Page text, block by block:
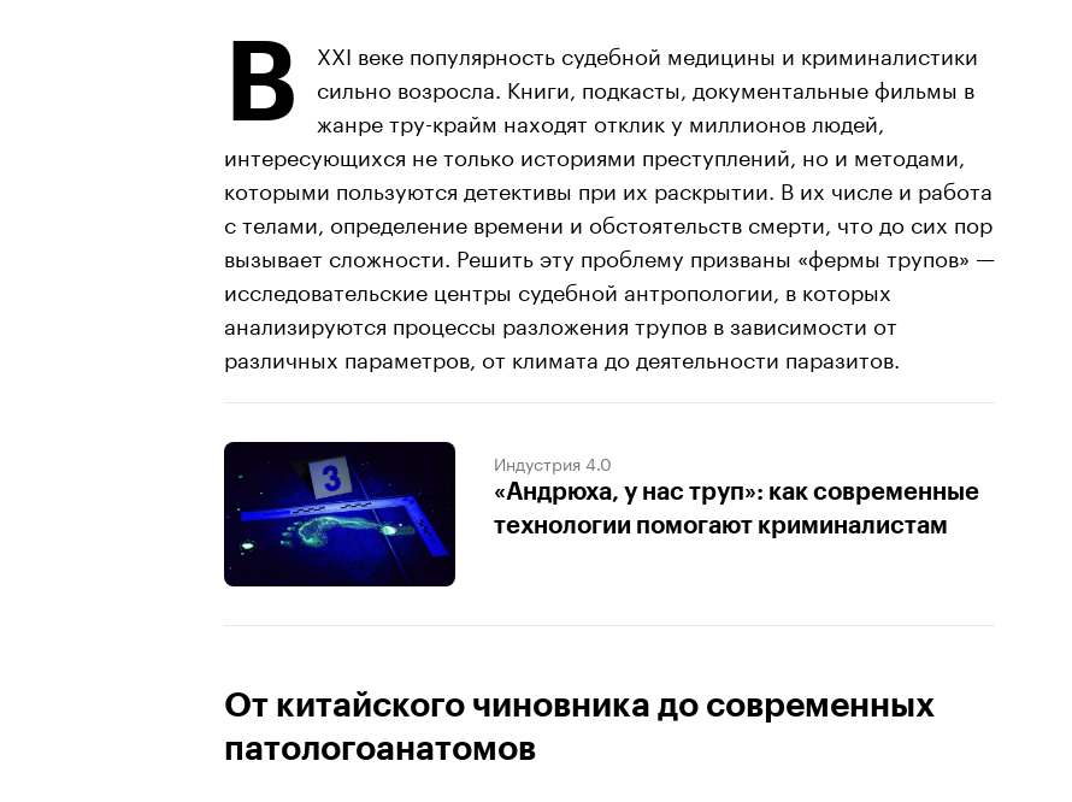
В
XXI веке популярность судебной медицины и криминалистики
сильно возросла. Книги, подкасты, документальные фильмы в
жанре тру-крайм находят отклик у миллионов людей,
интересующихся не только историями преступлений, но и методами,
которыми пользуются детективы при их раскрытии. В их числе и работа
с телами, определение времени и обстоятельств смерти, что до сих пор
вызывает сложности. Решить эту проблему призваны «фермы трупов» —
исследовательские центры судебной антропологии, в которых
анализируются процессы разложения трупов в зависимости от
различных параметров, от климата до деятельности паразитов.
Индустрия 4.0
«Андрюха, у нас труп»: как современные
технологии помогают криминалистам
От китайского чиновника до современных
патологоанатомов